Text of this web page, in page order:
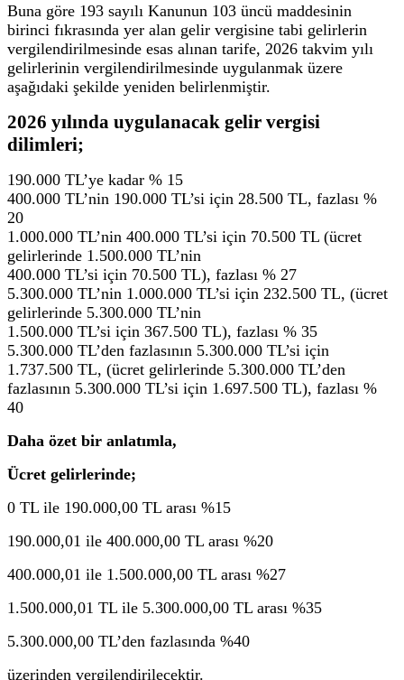
Buna göre 193 sayılı Kanunun 103 üncü maddesinin
birinci fıkrasında yer alan gelir vergisine tabi gelirlerin
vergilendirilmesinde esas alınan tarife, 2026 takvim yılı
gelirlerinin vergilendirilmesinde uygulanmak üzere
aşağıdaki şekilde yeniden belirlenmiştir.
2026 yılında uygulanacak gelir vergisi
dilimleri;
190.000 TL’ye kadar % 15
400.000 TL’nin 190.000 TL’si için 28.500 TL, fazlası %
20
1.000.000 TL’nin 400.000 TL’si için 70.500 TL (ücret
gelirlerinde 1.500.000 TL’nin
400.000 TL’si için 70.500 TL), fazlası % 27
5.300.000 TL’nin 1.000.000 TL’si için 232.500 TL, (ücret
gelirlerinde 5.300.000 TL’nin
1.500.000 TL’si için 367.500 TL), fazlası % 35
5.300.000 TL’den fazlasının 5.300.000 TL’si için
1.737.500 TL, (ücret gelirlerinde 5.300.000 TL’den
fazlasının 5.300.000 TL’si için 1.697.500 TL), fazlası %
40
Daha özet bir anlatımla,
Ücret gelirlerinde;
0 TL ile 190.000,00 TL arası %15
190.000,01 ile 400.000,00 TL arası %20
400.000,01 ile 1.500.000,00 TL arası %27
1.500.000,01 TL ile 5.300.000,00 TL arası %35
5.300.000,00 TL’den fazlasında %40
üzerinden vergilendirilecektir.